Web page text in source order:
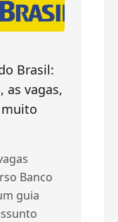
Brasil:
as vagas,
Banco
guia